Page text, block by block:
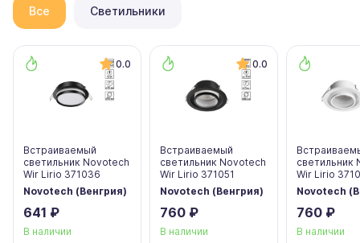
Все Светильники
0.0
Встраиваемый
светильник Novotech
Wir Lirio 371036
Novotech (Венгрия)
641 ₽
В наличии
0.0
Встраиваемый
светильник Novotech
Wir Lirio 371051
Novotech (Венгрия)
760 ₽
В наличии
светильник
Wir Lirio
Novotech
760 ₽
В наличии